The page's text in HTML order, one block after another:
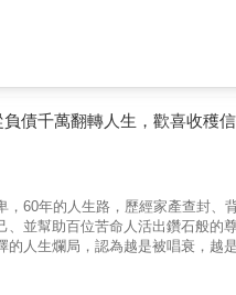
強力後盾。 從專業洞察的財經記者， 轉身為溫柔理解的
不只是成為父母的旅程，也是一段
、家的渴望，成為她成年之後追尋
是孩子，以及即將成為、或已為父母
害，試圖找到新的視角， 重新述
生的中年之後， 清楚的表達自己的需要。
次，我想告訴我自己： 其實孩子沒有你想像得
堅強。 「兼顧」是一種虛妄的
己解決。 媽媽再也
路。 媽媽能做的，也就只是等待、禱告和陪
極指標。 終點的幸福感，不是
復技術，獻給每一位曾帶著
債千萬翻轉人生，歡喜收穫
60年的人生路，歷經家產查封
、並幫助百位苦命人活出鑽石般
人生爛局，認為越是被唱衰，越
對婚後房產被查封、娘家債台高